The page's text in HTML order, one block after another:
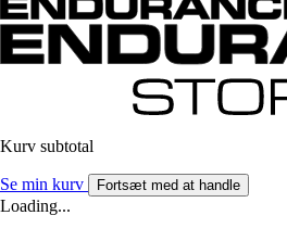
Kurv subtotal
Se min kurv Fortsæt med at handle
Loading...